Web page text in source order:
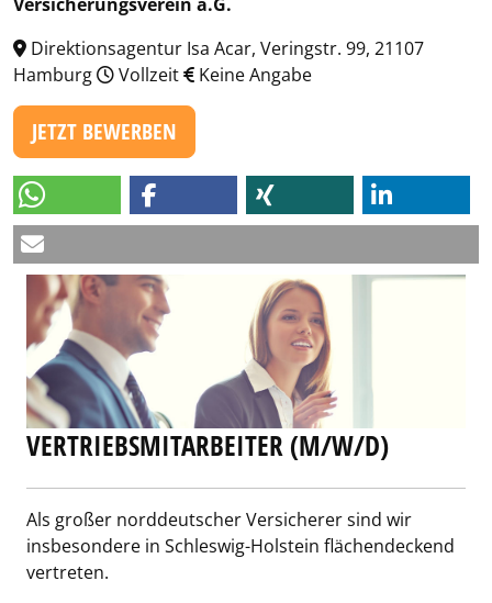
Direktionsagentur Isa Acar, Veringstr. 99, 21107
Hamburg
Vollzeit Keine Angabe
JETZT BEWERBEN
VERTRIEBSMITARBEITER (M/W/D)
Als großer norddeutscher Versicherer sind wir
insbesondere in Schleswig-Holstein flächendeckend
vertreten.